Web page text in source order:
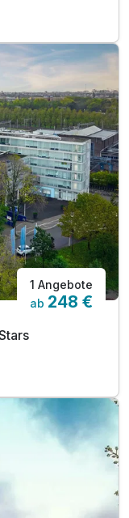
1 Angebote
ab 248 €